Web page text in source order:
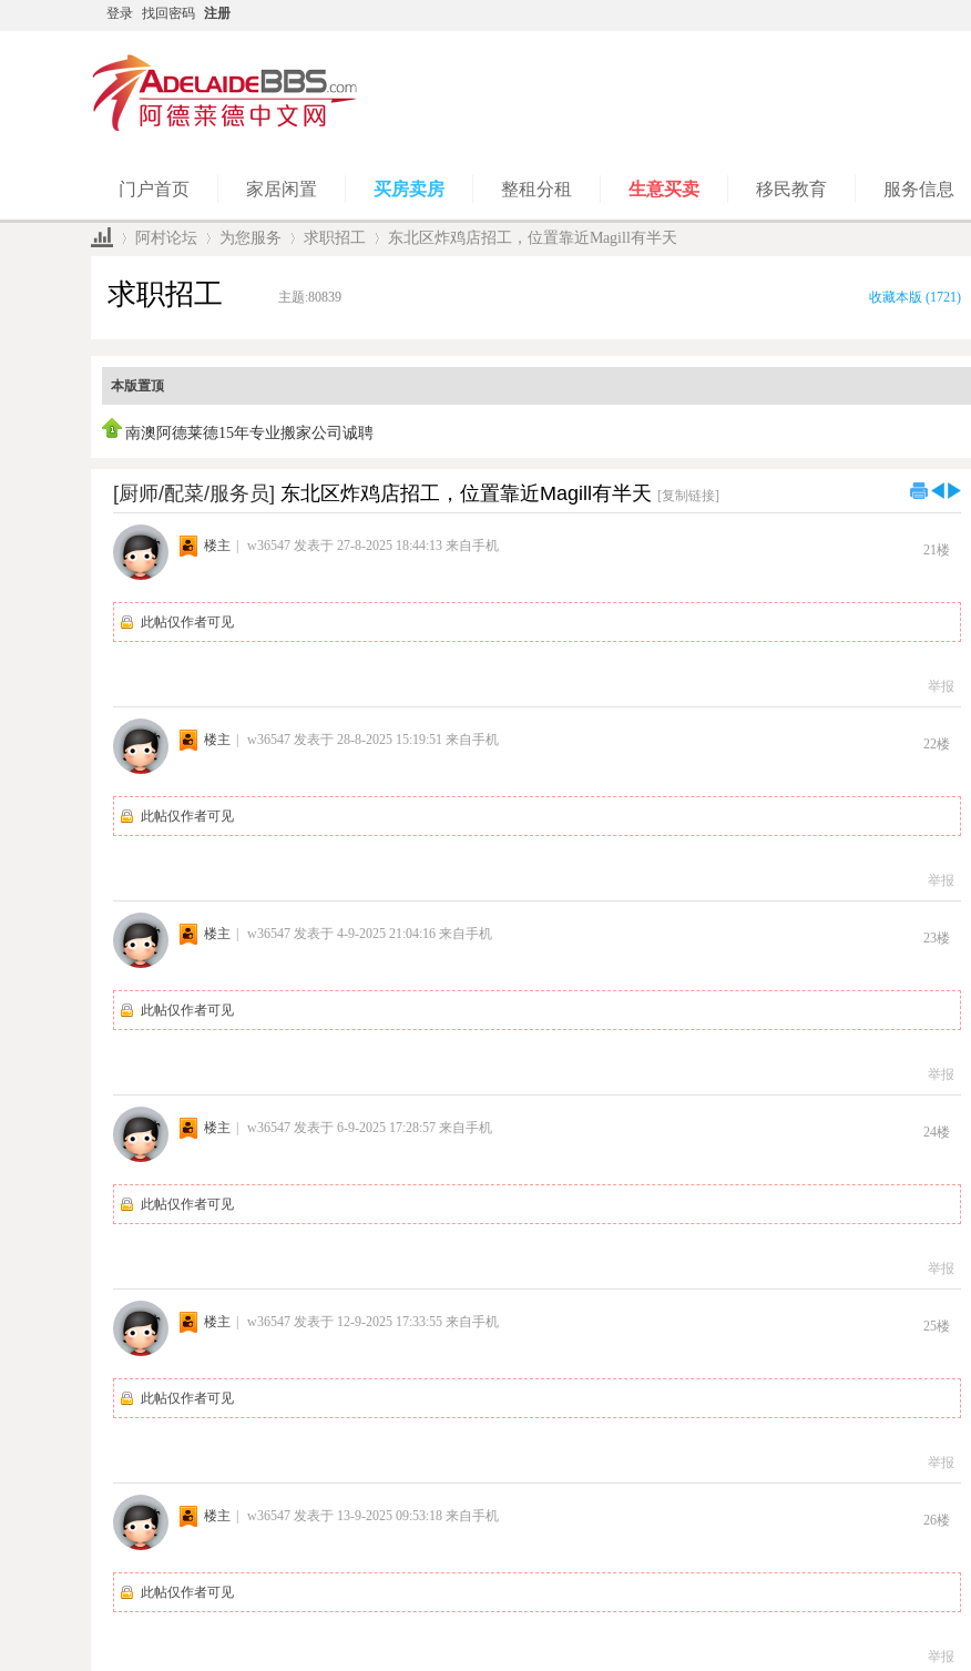
登录 找回密码 注册
门户首页 家居闲置 买房卖房 整租分租 生意买卖 移民教育 服务信息
阿村论坛 为您服务 求职招工 东北区炸鸡店招工，位置靠近Magill有半天
求职招工 主题:80839 收藏本版 (1721)
本版置顶
南澳阿德莱德15年专业搬家公司诚聘
[厨师/配菜/服务员] 东北区炸鸡店招工，位置靠近Magill有半天 [复制链接]
21楼
楼主 | w36547 发表于 27-8-2025 18:44:13 来自手机
此帖仅作者可见
举报
22楼
楼主 | w36547 发表于 28-8-2025 15:19:51 来自手机
此帖仅作者可见
举报
23楼
楼主 | w36547 发表于 4-9-2025 21:04:16 来自手机
此帖仅作者可见
举报
24楼
楼主 | w36547 发表于 6-9-2025 17:28:57 来自手机
此帖仅作者可见
举报
25楼
楼主 | w36547 发表于 12-9-2025 17:33:55 来自手机
此帖仅作者可见
举报
26楼
楼主 | w36547 发表于 13-9-2025 09:53:18 来自手机
此帖仅作者可见
举报